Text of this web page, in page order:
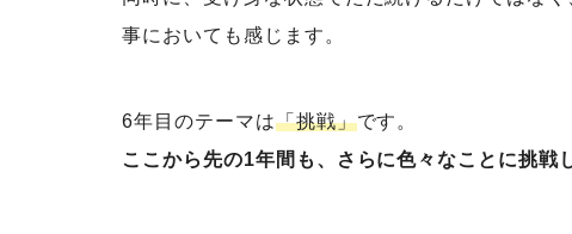
事においても感じます。
6年目のテーマは「挑戦」です。
ここから先の1年間も、さらに色々なことに挑戦